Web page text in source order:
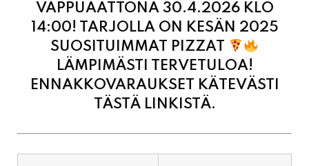
VAPPUAATTONA 30.4.2026 KLO
14:00! TARJOLLA ON KESÄN 2025
SUOSITUIMMAT PIZZAT
LÄMPIMÄSTI TERVETULOA!
ENNAKKOVARAUKSET KÄTEVÄSTI
TÄSTÄ LINKISTÄ.